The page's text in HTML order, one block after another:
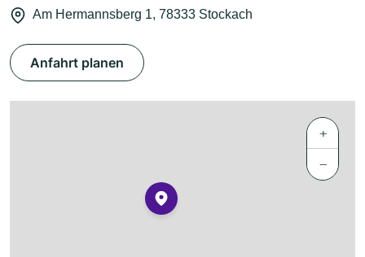
Am Hermannsberg 1, 78333 Stockach
Anfahrt planen
+
−